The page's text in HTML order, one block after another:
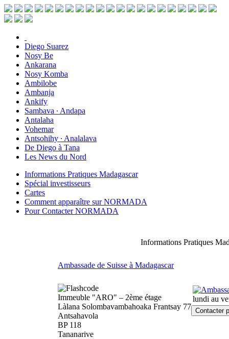
Diego Suarez
Nosy Be
Ankarana
Nosy Komba
Ambilobe
Ambanja
Ankify
Sambava ∙ Andapa
Antalaha
Vohemar
Antsohihy ∙ Analalava
De Diego à Tana
Les News du Nord
Informations Pratiques Madagascar
Spécial investisseurs
Cartes
Comment apparaître sur NORMADA
Pour Contacter NORMADA
Informations Pratiques
Ambassade de Suisse à Madagascar
Immeuble "ARO" – 2ème étage
Làlana Solombavambahoaka Frantsay 77
Antsahavola
BP 118
Tananarive
lundi au